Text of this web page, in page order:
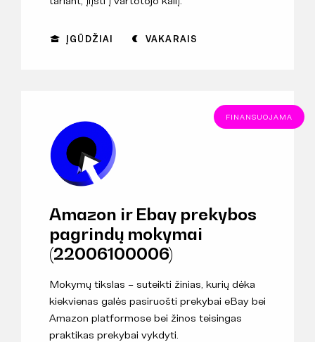
ĮGŪDŽIAI VAKARAIS
FINANSUOJAMA
Amazon ir Ebay prekybos
pagrindų mokymai
(22006100006)
Mokymų tikslas – suteikti žinias, kurių dėka
kiekvienas galės pasiruošti prekybai eBay bei
Amazon platformose bei žinos teisingas
praktikas prekybai vykdyti.